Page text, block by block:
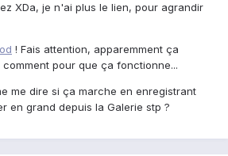
XDa, je n'ai plus le lien, pour agrandir
! Fais attention, apparemment ça
pour que ça fonctionne...
me dire si ça marche en enregistrant
en grand depuis la Galerie stp ?